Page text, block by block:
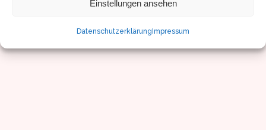
Einstellungen ansehen
Datenschutzerklärung Impressum